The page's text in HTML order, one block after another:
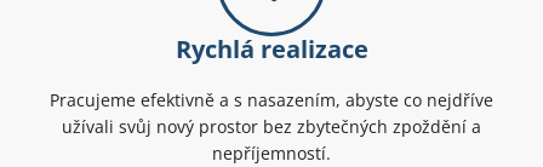
Rychlá realizace
Pracujeme efektivně a s nasazením, abyste co nejdříve
užívali svůj nový prostor bez zbytečných zpoždění a
nepříjemností.